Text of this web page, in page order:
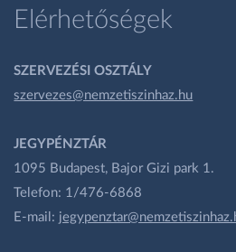
Elérhetőségek
SZERVEZÉSI OSZTÁLY
szervezes@nemzetiszinhaz.hu
JEGYPÉNZTÁR
1095 Budapest, Bajor Gizi park 1.
Telefon: 1/476-6868
E-mail: